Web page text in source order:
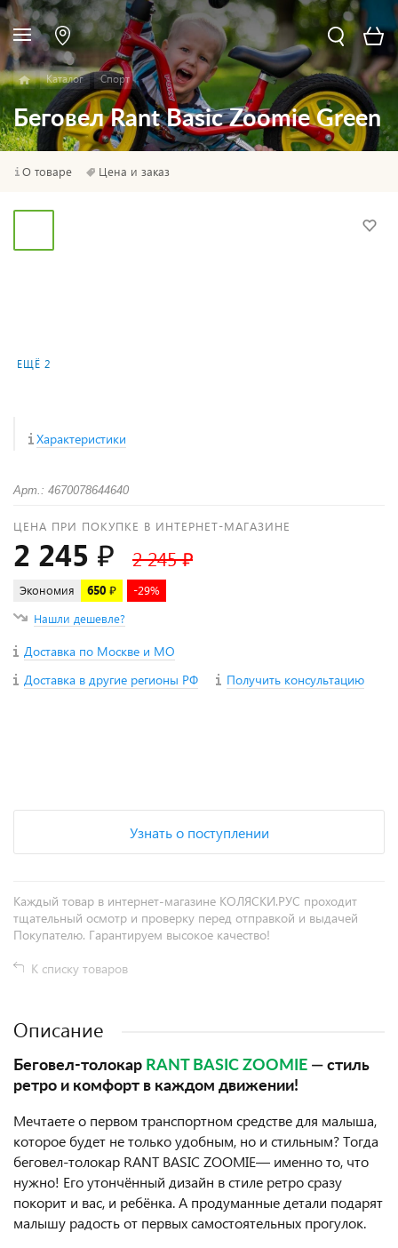
Каталог Спорт
Беговел Rant Basic Zoomie Green
О товаре Цена и заказ
ЕЩЁ 2
Характеристики
Арт.: 4670078644640
ЦЕНА ПРИ ПОКУПКЕ В ИНТЕРНЕТ-МАГАЗИНЕ
2 245 ₽ 2 245 ₽
Экономия 650 ₽
-29%
Нашли дешевле?
Доставка по Москве и МО
Доставка в другие регионы РФ
Получить консультацию
Узнать о поступлении
Каждый товар в интернет-магазине КОЛЯСКИ.РУС проходит
тщательный осмотр и проверку перед отправкой и выдачей
Покупателю. Гарантируем высокое качество!
К списку товаров
Описание
Беговел-толокар RANT BASIC ZOOMIE — стиль
ретро и комфорт в каждом движении!
Мечтаете о первом транспортном средстве для малыша,
которое будет не только удобным, но и стильным? Тогда
беговел-толокар RANT BASIC ZOOMIE— именно то, что
нужно! Его утончённый дизайн в стиле ретро сразу
покорит и вас, и ребёнка. А продуманные детали подарят
малышу радость от первых самостоятельных прогулок.